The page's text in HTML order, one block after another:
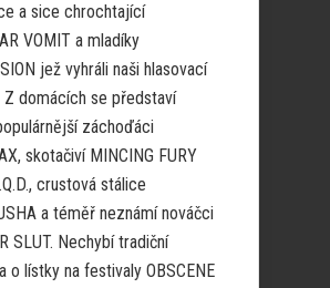
a sice chrochtající
VOMIT a mladíky
jež vyhráli naši hlasovací
Z domácích se představí
záchoďáci
skotačiví MINCING FURY
crustová stálice
a téměř neznámí nováčci
SLUT. Nechybí tradiční
o lístky na festivaly OBSCENE